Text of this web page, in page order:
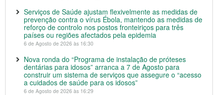
Serviços de Saúde ajustam flexivelmente as medidas de
prevenção contra o vírus Ébola, mantendo as medidas de
reforço de controlo nos postos fronteiriços para três
países ou regiões afectados pela epidemia
6 de Agosto de 2026 às 16:30
Nova ronda do “Programa de instalação de próteses
dentárias para idosos” arranca a 7 de Agosto para
construir um sistema de serviços que assegure o “acesso
a cuidados de saúde para os idosos”
6 de Agosto de 2026 às 16:29